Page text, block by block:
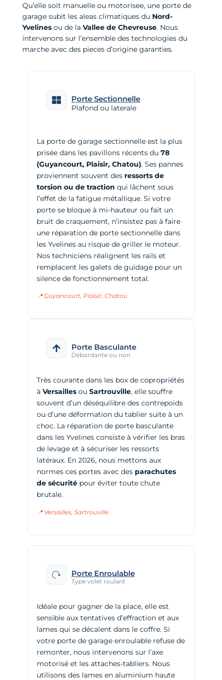
Qu’elle soit manuelle ou motorisee, une porte de
garage subit les aleas climatiques du Nord-
Yvelinesou de la Vallee de Chevreuse. Nous
intervenons sur l’ensemble des technologies du
marche avec des pieces d’origine garanties.
Porte Sectionnelle
Plafond ou laterale
La porte de garage sectionnelle est la plus
prisée dans les pavillons récents du 78
(Guyancourt, Plaisir, Chatou). Ses pannes
proviennent souvent des ressorts de
torsion ou de traction qui lâchent sous
l’effet de la fatigue métallique. Si votre
porte se bloque à mi-hauteur ou fait un
bruit de craquement, n’insistez pas à faire
une réparation de porte sectionnelle dans
les Yvelines au risque de griller le moteur.
Nos techniciens réalignent les rails et
remplacent les galets de guidage pour un
silence de fonctionnement total.
📍 Guyancourt, Plaisir, Chatou
Porte Basculante
Débordante ou non
Très courante dans les box de copropriétés
à Versaillesou Sartrouville, elle souffre
souvent d’un déséquilibre des contrepoids
ou d’une déformation du tablier suite à un
choc. La réparation de porte basculante
dans les Yvelines consiste à vérifier les bras
de levage et à sécuriser les ressorts
latéraux. En 2026, nous mettons aux
normes ces portes avec des parachutes
de sécuritépour éviter toute chute
brutale.
📍 Versailles, Sartrouville
Porte Enroulable
Type volet roulant
Idéale pour gagner de la place, elle est
sensible aux tentatives d’effraction et aux
lames qui se décalent dans le coffre. Si
votre porte de garage enroulable refuse de
remonter, nous intervenons sur l’axe
motorisé et les attaches-tabliers. Nous
utilisons des lames en aluminium haute